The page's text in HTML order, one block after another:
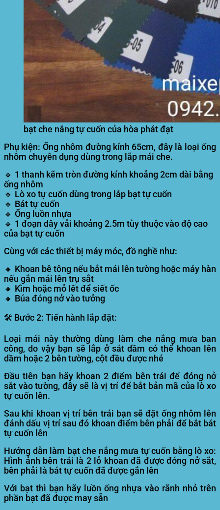
bạt che nắng tự cuốn của hòa phát đạt
Phụ kiện: Ống nhôm đường kính 65cm, đây là loại ống
nhôm chuyên dụng dùng trong lắp mái che.
🔹 1 thanh kẽm tròn đường kính khoảng 2cm dài bằng
ống nhôm
🔹 Lò xo tự cuốn dùng trong lắp bạt tự cuốn
🔹 Bát tự cuốn
🔹 Ống luồn nhựa
🔹 1 đoạn dây vải khoảng 2.5m tùy thuộc vào độ cao
của bạt tự cuốn
Cùng với các thiết bị máy móc, đồ nghề như:
🔸 Khoan bê tông nếu bắt mái lên tường hoặc máy hàn
nếu gắn mái lên trụ sắt
🔸 Kìm hoặc mỏ lết để siết ốc
🔸 Búa đóng nở vào tưởng
🛠️ Bước 2: Tiến hành lắp đặt:
Loại mái này thường dùng làm che nắng mưa ban
công, do vậy bạn sẽ lắp ở sát dầm có thể khoan lên
dầm hoặc 2 bên tường, cột đều được nhé
Đầu tiên bạn hãy khoan 2 điểm bên trái để đóng nở
sắt vào tường, đây sẽ là vị trí để bắt bản mã của lò xo
tự cuốn lên.
Sau khi khoan vị trí bên trái bạn sẽ đặt ống nhôm lên
đánh dấu vị trí sau đó khoan điểm bên phải để bắt bát
tự cuốn lên
Hướng dẫn làm bạt che nắng mưa tự cuốn bằng lò xo:
Hình ảnh bên trái là 2 lỗ khoan đã được đóng nở sắt,
bên phải là bát tự cuốn đã được gắn lên
Với bạt thì bạn hãy luồn ống nhựa vào rãnh nhỏ trên
phần bạt đã được may sẵn